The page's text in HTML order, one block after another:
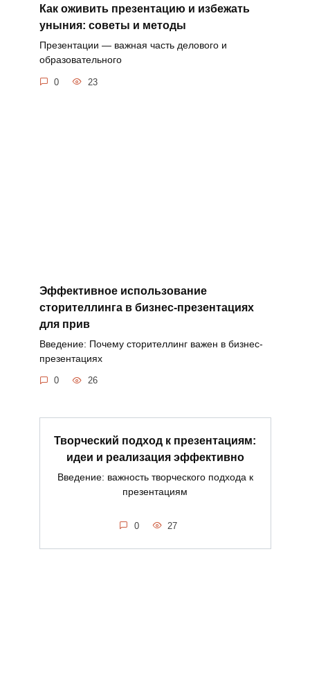
Как оживить презентацию и избежать
уныния: советы и методы
Презентации — важная часть делового и
образовательного
0 23
Эффективное использование
сторителлинга в бизнес-презентациях
для прив
Введение: Почему сторителлинг важен в бизнес-
презентациях
0 26
Творческий подход к презентациям:
идеи и реализация эффективно
Введение: важность творческого подхода к
презентациям
0 27